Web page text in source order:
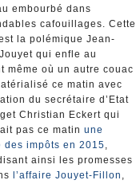
embourbé dans
cafouillages. Cette
la polémique Jean-
qui enfle au
même où un autre couac
ce matin avec
du secrétaire d’Etat
Christian Eckert qui
pas ce matin une
des impôts en 2015,
ainsi les promesses
l’affaire Jouyet-Fillon ,